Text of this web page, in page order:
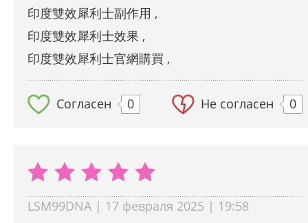
印度雙效犀利士副作用 ,
印度雙效犀利士效果 ,
印度雙效犀利士官網購買 ,
Согласен 0 Не согласен 0
LSM99DNA | 17 февраля 2025 | 19:58